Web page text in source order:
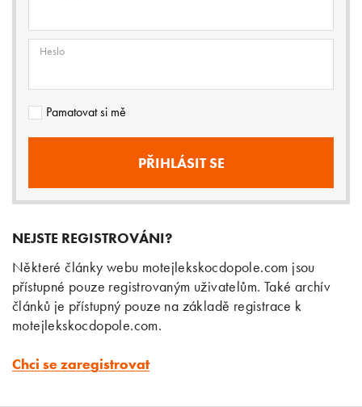
Heslo
Pamatovat si mě
NEJSTE REGISTROVÁNI?
Některé články webu motejlekskocdopole.com jsou
přístupné pouze registrovaným uživatelům. Také archív
článků je přístupný pouze na základě registrace k
motejlekskocdopole.com.
Chci se zaregistrovat